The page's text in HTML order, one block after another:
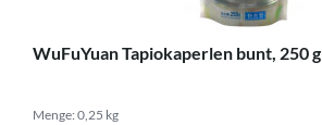
WuFuYuan Tapiokaperlen bunt, 250 g
Menge: 0,25 kg